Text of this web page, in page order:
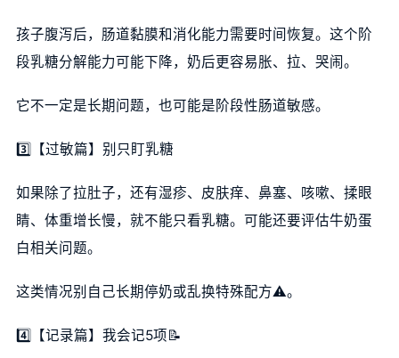
孩子腹泻后，肠道黏膜和消化能力需要时间恢复。这个阶
段乳糖分解能力可能下降，奶后更容易胀、拉、哭闹。
它不一定是长期问题，也可能是阶段性肠道敏感。
3️⃣【过敏篇】别只盯乳糖
如果除了拉肚子，还有湿疹、皮肤痒、鼻塞、咳嗽、揉眼
睛、体重增长慢，就不能只看乳糖。可能还要评估牛奶蛋
白相关问题。
这类情况别自己长期停奶或乱换特殊配方⚠️。
4️⃣【记录篇】我会记5项📝